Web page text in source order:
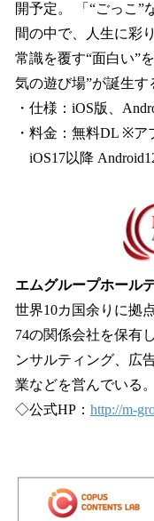
開予定。 「“ごっこ”
間の中で、人生に彩
常識を覆す“面白い”
気の遊び場”が誕生す
・仕様：iOS版、
・料金：無料DL ※ア
iOS17以降
エムグループホール
世界10カ国余りに拠
74の関係会社を保有
ンサルティング、広
業などを営んでいる。
◇公式HP： http://m-